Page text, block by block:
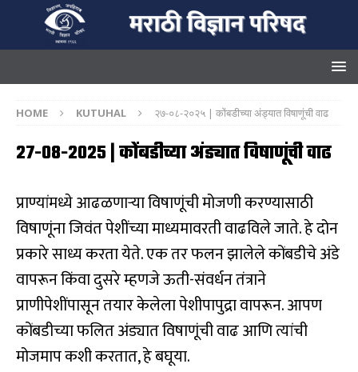
HOME KUTUHAL २७-०८-२०२५ | कोंबडीच्या अंड्यात विषाणूंची वाढ
२७-०८-२०२५ | कोंबडीच्या अंड्यात विषाणूंची वाढ
प्राण्यांमध्ये आढळणाऱ्या विषाणूंची मोजणी करण्यासाठी
विषाणूंना जिवंत पेशींच्या माध्यमावरती वाढविले जाते. हे दोन
प्रकारे साध्य करता येते. एक तर फलन झालेले कोंबडीचे अंडे
वापरून किंवा दुसरे म्हणजे ऊती-संवर्धन तंत्राने
प्राणीपेशींपासून तयार केलेला पेशीपापुद्रा वापरून. आपण
कोंबडीच्या फलित अंड्यात विषाणूंची वाढ आणि त्यांची
मोजमाप कशी करतात, हे बघूया.